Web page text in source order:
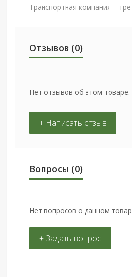
Транспортная компания –
Отзывов (0)
Нет отзывов об этом товаре.
+ Написать отзыв
Вопросы (0)
Нет вопросов о данном
+ Задать вопрос